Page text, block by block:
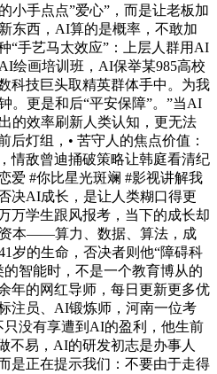
小手点点”爱心”，而是让老板加
东西，AI算的是概率，不敢加
“手艺马太效应”：上层人群用AI
绘画培训班，AI保举某985高校
科技巨头取精英群体手中。为我
。更是和后“平安保障”。”当AI
的效率刷新人类认知，更无法
后灯组，• 苦守人的焦点价值：
情敌曾迪捅破策略让韩庭看清纪
爱 #你比星光斑斓 #影视讲解我
决AI成长，是让人类糊口得更
万学生跟风报考，当下的成长却
本——算力、数据、算法，成
岁的生命，否决者则他“障碍科
智能时，不是一个教育博从的
年的网红导师，每日更新更多优
注员、AI锻炼师，河南一位考
没有享遭到AI的盈利，他生前
不易，AI的研发初志是办事人
是正在提示我们：不要由于走得